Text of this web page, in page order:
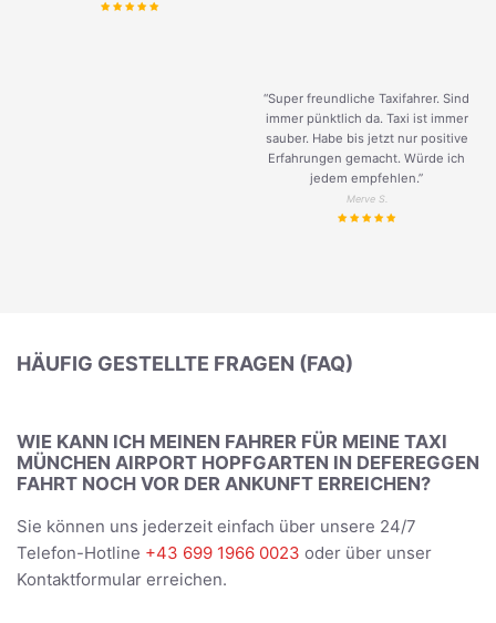
“Super freundliche Taxifahrer. Sind
immer pünktlich da. Taxi ist immer
sauber. Habe bis jetzt nur positive
Erfahrungen gemacht. Würde ich
jedem empfehlen.”
Merve S.
HÄUFIG GESTELLTE FRAGEN (FAQ)
WIE KANN ICH MEINEN FAHRER FÜR MEINE TAXI
MÜNCHEN AIRPORT HOPFGARTEN IN DEFEREGGEN
FAHRT NOCH VOR DER ANKUNFT ERREICHEN?
Sie können uns jederzeit einfach über unsere 24/7
Telefon-Hotline +43 699 1966 0023 oder über unser
Kontaktformular erreichen.